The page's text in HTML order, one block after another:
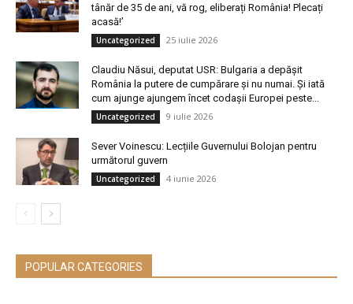
tânăr de 35 de ani, vă rog, eliberați România! Plecați
acasă!’
Uncategorized 25 iulie 2026
Claudiu Năsui, deputat USR: Bulgaria a depășit
România la putere de cumpărare și nu numai. Și iată
cum ajunge ajungem încet codașii Europei peste...
Uncategorized 9 iulie 2026
Sever Voinescu: Lecțiile Guvernului Bolojan pentru
următorul guvern
Uncategorized 4 iunie 2026
POPULAR CATEGORIES